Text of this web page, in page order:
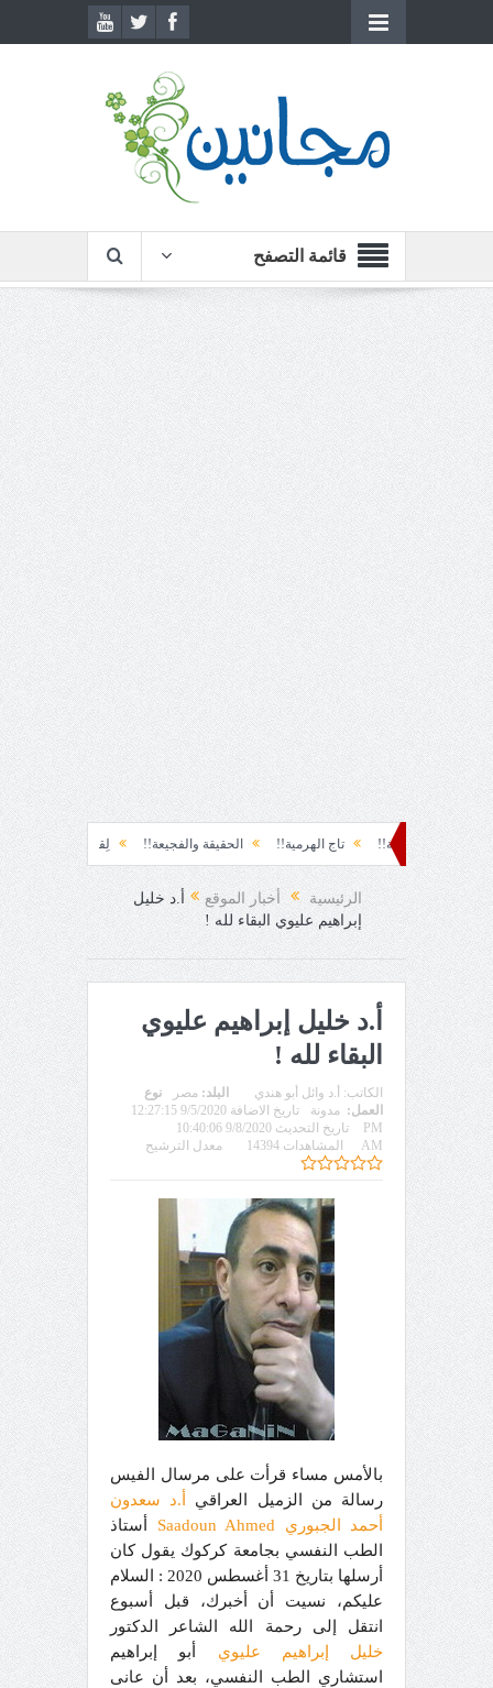
قائمة التصفح
تاج الهرمية!! الحقيقة والفجيعة!! لِقاءُ في المَطَرِ! أين القيادة!!
الرئيسية أخبار الموقع
أ.د خليل
إبراهيم عليوي البقاء لله !
أ.د خليل إبراهيم عليوي
البقاء لله !
الكاتب: أ.د وائل أبو هندي البلد: مصر
نوع
العمل: مدونة
تاريخ الاضافة 9/5/2020 12:27:15
PM
تاريخ التحديث 9/8/2020 10:40:06
AM
المشاهدات 14394 معدل الترشيح
بالأمس مساء قرأت على مرسال الفيس
رسالة من الزميل العراقي
أ.د سعدون
أحمد الجبوري Saadoun Ahmed
أستاذ
الطب النفسي بجامعة كركوك يقول كان
أرسلها بتاريخ 31 أغسطس 2020 : السلام
عليكم، نسيت أن أخبرك، قبل أسبوع
انتقل إلى رحمة الله الشاعر الدكتور
خليل إبراهيم عليوي أبو إبراهيم
استشاري الطب النفسي، بعد أن عانى